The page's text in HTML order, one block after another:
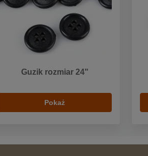
Guzik rozmiar 24"
Pokaż